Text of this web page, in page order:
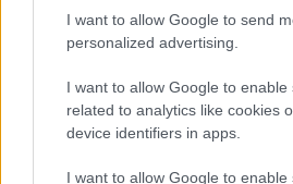
I want to allow Google to send
personalized advertising.
I want to allow Google to enable
related to analytics like cookies
device identifiers in apps.
I want to allow Google to enable
Karpaty Klimkówka vs. Przełom Besko -
transmisja
Wynik meczu Karpaty Klimkówka -
stronie zaraz po jego zakończeniu. Jeżeli
zajrzyj tutaj:Karpaty Klimkówka vs.
strzelcy
Jeżeli w internecie lub TV dostępna jest